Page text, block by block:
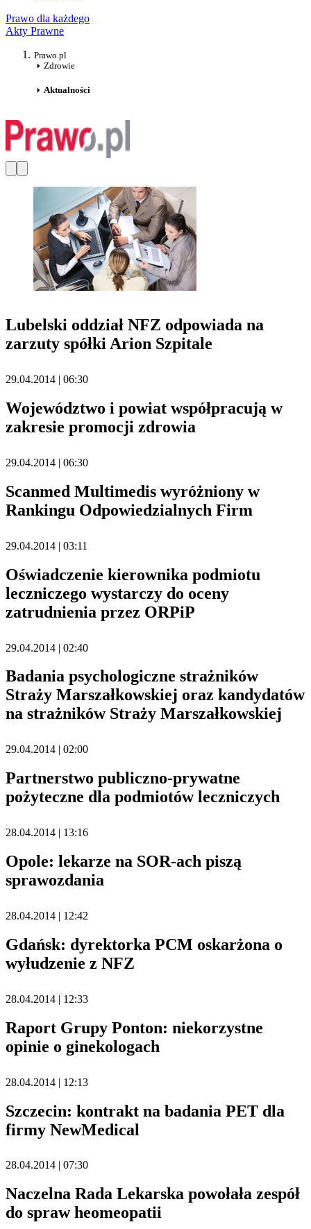
Prawo dla każdego
Akty Prawne
Prawo.pl
Zdrowie
Aktualności
Lubelski oddział NFZ odpowiada na
zarzuty spółki Arion Szpitale
29.04.2014 | 06:30
Województwo i powiat współpracują w
zakresie promocji zdrowia
29.04.2014 | 06:30
Scanmed Multimedis wyróżniony w
Rankingu Odpowiedzialnych Firm
29.04.2014 | 03:11
Oświadczenie kierownika podmiotu
leczniczego wystarczy do oceny
zatrudnienia przez ORPiP
29.04.2014 | 02:40
Badania psychologiczne strażników
Straży Marszałkowskiej oraz kandydatów
na strażników Straży Marszałkowskiej
29.04.2014 | 02:00
Partnerstwo publiczno-prywatne
pożyteczne dla podmiotów leczniczych
28.04.2014 | 13:16
Opole: lekarze na SOR-ach piszą
sprawozdania
28.04.2014 | 12:42
Gdańsk: dyrektorka PCM oskarżona o
wyłudzenie z NFZ
28.04.2014 | 12:33
Raport Grupy Ponton: niekorzystne
opinie o ginekologach
28.04.2014 | 12:13
Szczecin: kontrakt na badania PET dla
firmy NewMedical
28.04.2014 | 07:30
Naczelna Rada Lekarska powołała zespół
do spraw heomeopatii